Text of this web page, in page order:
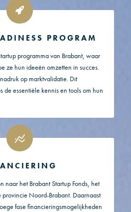
PROGRAM
programma van Brabant, waar
ze hun ideeën omzetten in succes.
op marktvalidatie. Dit
de essentiële kennis en tools om hun
naar het Brabant Startup Fonds, het
provincie Noord-Brabant. Daarnaast
fase financieringsmogelijkheden